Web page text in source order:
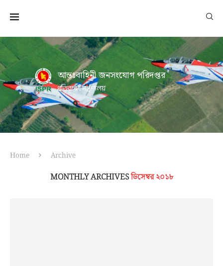
আন্তঃবাহিনী জনসংযোগ পরিদপ্তর
প্রতিরক্ষা মন্ত্রণালয়
Home Archive
MONTHLY ARCHIVESডিসেম্বর ২০১৮